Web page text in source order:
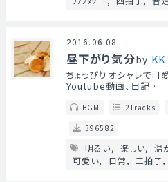
2016.06.08
昼下がり気分by KK
ちょっぴりオシャレで可
Youtube動画、日記…
BGM 2Tracks
396582
明るい 楽しい 温
可愛い
日常 三拍子